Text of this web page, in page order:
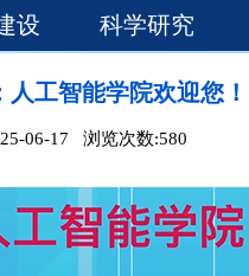
设 科学研究
工智能学院欢迎您！
06-17 浏览次数:580